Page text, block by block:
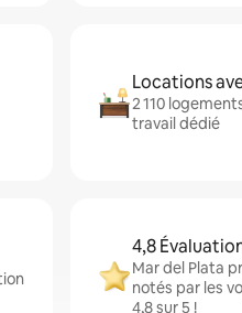
Locations
2 110
travail dédié
4,8
Mar del Plata
notés par les
4,8 sur 5 !